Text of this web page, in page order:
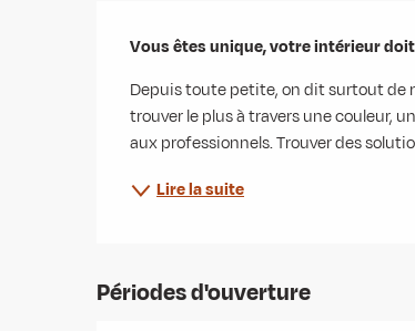
Description
Vous êtes unique, votre intérieur doit
Depuis toute petite, on dit surtout de
trouver le plus à travers une couleur,
aux professionnels. Trouver des
Lire la suite
Périodes d'ouverture